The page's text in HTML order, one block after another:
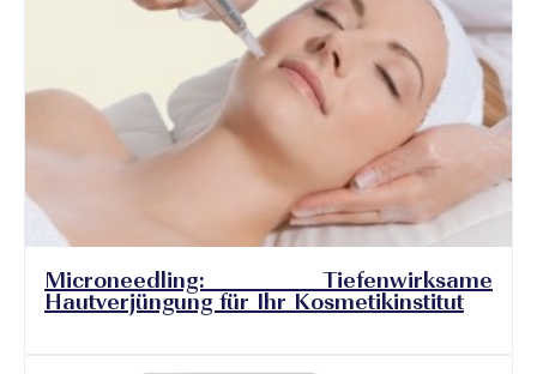
Microneedling: Tiefenwirksame
Hautverjüngung für Ihr Kosmetikinstitut